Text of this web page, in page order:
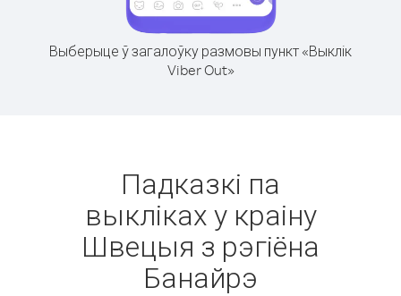
Выберыце ў загалоўку размовы пункт «Выклік
Viber Out»
Падказкі па
выкліках у краіну
Швецыя з рэгіёна
Банайрэ